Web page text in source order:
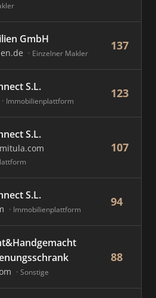
GmbH
Einzelner Makler
137
S.L.
Immobilienplattform
123
S.L.
107
S.L.
Immobilienplattform
94
Sonstige
88